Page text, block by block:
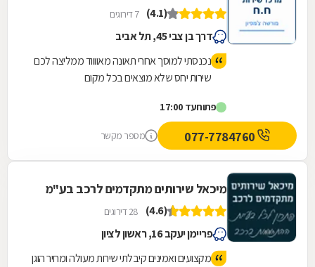
(4.1) 7 דירוגים
דרך בן צבי 45, תל אביב
נכנסתי למוסך אחרי תאונה מאווווד ממליצה לכם
שירות יחס שלא מוצאים בכל מקום
פתוחעד 17:00
מספר מקשר
מיכאל שירותים מתקדמים לרכב בע"מ
(4.6) 28 דירוגים
פריימן יעקב 16, ראשון לציון
מקצועים ואמינים קיבלתי שירות מעולה ומחיר הוגן